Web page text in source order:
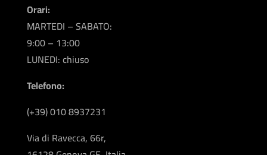
Orari:
MARTEDI – SABATO:
9:00 – 13:00
LUNEDI:chiuso
Telefono:
(+39) 010 8937231
Via di Ravecca, 66r,